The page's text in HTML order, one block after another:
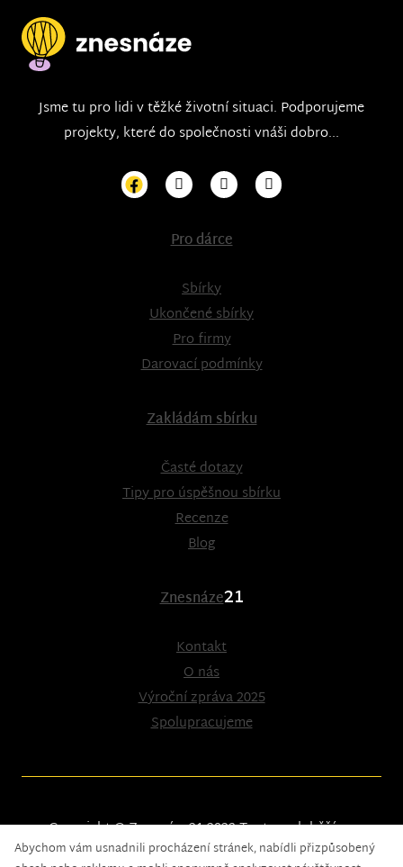
Jsme tu pro lidi v těžké životní situaci. Podporujeme
projekty, které do společnosti vnáši dobro...
Pro dárce
Sbírky
Ukončené sbírky
Pro firmy
Darovací podmínky
Zakládám sbírku
Časté dotazy
Tipy pro úspěšnou sbírku
Recenze
Blog
Znesnáze21
Kontakt
O nás
Výroční zpráva 2025
Spolupracujeme
Copyright © Znesnáze21 2023Tento web běží na
solidpixels.
Abychom vám usnadnili procházení stránek, nabídli přizpůsobený